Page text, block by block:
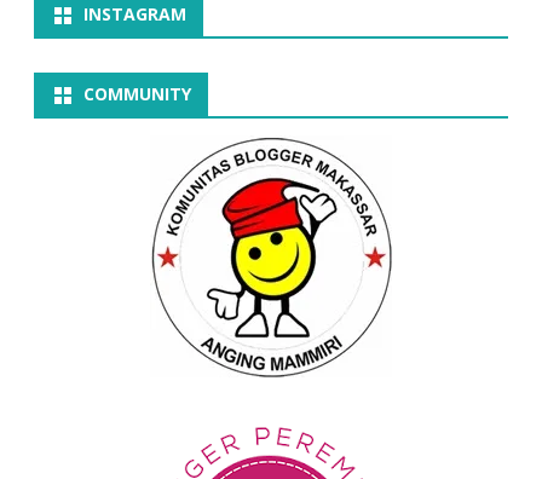
INSTAGRAM
COMMUNITY